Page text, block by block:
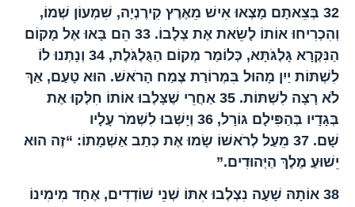
32 בְּצֵאתָם מָצְאוּ אִישׁ מֵאֶרֶץ קִירֶנְיָה, שִׁמְעוֹן שְׁמוֹ,
וְהִכְרִיחוּ אוֹתוֹ לָשֵׂאת אֶת צְלָבוֹ. 33 הֵם בָּאוּ אֶל מָקוֹם
הַנִּקְרָא גָּלְגֹּתָּא, כְּלוֹמַר מְקוֹם הַגֻּלְגֹּלֶת, 34 וְנָתְנוּ לוֹ
לִשְׁתּוֹת יַיִן מָהוּל בִּמְרוֹרַת צֶמַח הָרֹאשׁ. הוּא טָעַם, אַךְ
לֹא רָצָה לִשְׁתּוֹת. 35 אַחֲרֵי שֶׁצָּלְבוּ אוֹתוֹ חִלְּקוּ אֶת
בְּגָדָיו בְּהַפִּילָם גּוֹרָל, 36 וְיָשְׁבוּ לִשְׁמֹר עָלָיו
שָׁם. 37 מֵעַל לְרֹאשׁוֹ שָׂמוּ אֶת כְּתַב אַשְׁמָתוֹ: “זֶה הוּא
יֵשׁוּעַ מֶלֶךְ הַיְּהוּדִים.”
38 אוֹתָהּ שָׁעָה נִצְלְבוּ אִתּוֹ שְׁנֵי שׁוֹדְדִים, אֶחָד מִימִינוֹ